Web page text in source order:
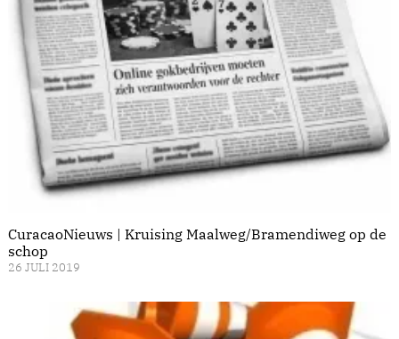
CuracaoNieuws | Kruising Maalweg/Bramendiweg op de
schop
26 JULI 2019